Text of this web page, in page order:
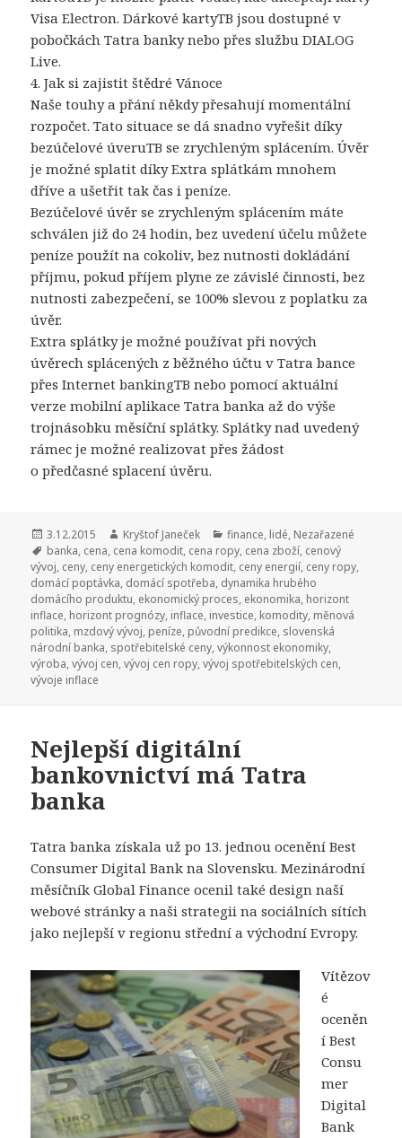
Visa Electron. Dárkové kartyTB jsou dostupné v
pobočkách Tatra banky nebo přes službu DIALOG
Live.
4. Jak si zajistit štědré Vánoce
Naše touhy a přání někdy přesahují momentální
rozpočet. Tato situace se dá snadno vyřešit díky
bezúčelové úveruTB se zrychleným splácením. Úvěr
je možné splatit díky Extra splátkám mnohem
dříve a ušetřit tak čas i peníze.
Bezúčelové úvěr se zrychleným splácením máte
schválen již do 24 hodin, bez uvedení účelu můžete
peníze použít na cokoliv, bez nutnosti dokládání
příjmu, pokud příjem plyne ze závislé činnosti, bez
nutnosti zabezpečení, se 100% slevou z poplatku za
úvěr.
Extra splátky je možné používat při nových
úvěrech splácených z běžného účtu v Tatra bance
přes Internet bankingTB nebo pomocí aktuální
verze mobilní aplikace Tatra banka až do výše
trojnásobku měsíční splátky. Splátky nad uvedený
rámec je možné realizovat přes žádost
o předčasné splacení úvěru.
Publikováno:
3.12.2015 Autor:
Kryštof Janeček Rubriky:
finance, lidé, Nezařazené
Štítky:
banka, cena, cena komodit, cena ropy, cena zboží, cenový
vývoj, ceny, ceny energetických komodit, ceny energií, ceny ropy,
domácí poptávka, domácí spotřeba, dynamika hrubého
domácího produktu, ekonomický proces, ekonomika, horizont
inflace, horizont prognózy, inflace, investice, komodity, měnová
politika, mzdový vývoj, peníze, původní predikce, slovenská
národní banka, spotřebitelské ceny,výkonnost ekonomiky,
výroba,vývoj cen,vývoj cen ropy,vývoj spotřebitelských cen,
vývoje inflace
Nejlepší digitální
bankovnictví má Tatra
banka
Tatra banka získala už po 13. jednou ocenění Best
Consumer Digital Bank na Slovensku. Mezinárodní
měsíčník Global Finance ocenil také design naší
webové stránky a naši strategii na sociálních sítích
jako nejlepší v regionu střední a východní Evropy.
Vítězov
é
oceněn
í Best
Consu
mer
Digital
Bank